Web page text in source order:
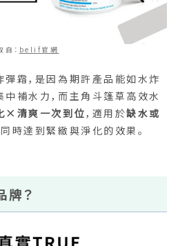
自： belif官網
霜，是因為期許產品能如水炸
補水力，而主角斗篷草高效水
×清爽一次到位，適用於缺水或
同時達到緊緻與淨化的效果。
？